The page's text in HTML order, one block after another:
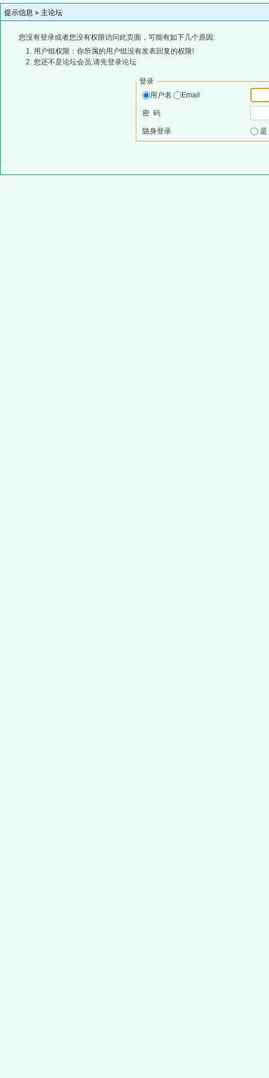
提示信息 » 主论坛
您没有登录或者您没有权限访问此页面，可能有如下几个原因:
用户组权限：你所属的用户组没有发表回复的权限!
您还不是论坛会员,请先登录论坛
登录
用户名
Email
密 码
隐身登录